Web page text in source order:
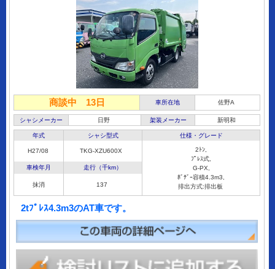
商談中 13日 車所在地 佐野A
シャシメーカー 日野 架装メーカー 新明和
年式 シャシ型式 仕様・グレード
H27/08 TKG-XZU600X
2ﾄﾝ,
ﾌﾟﾚｽ式,
G-PX,
ﾎﾞﾃﾞｰ容積4.3m3,
排出方式:排出板
車検年月 走行（千km）
抹消 137
2tﾌﾟﾚｽ4.3m3のAT車です。